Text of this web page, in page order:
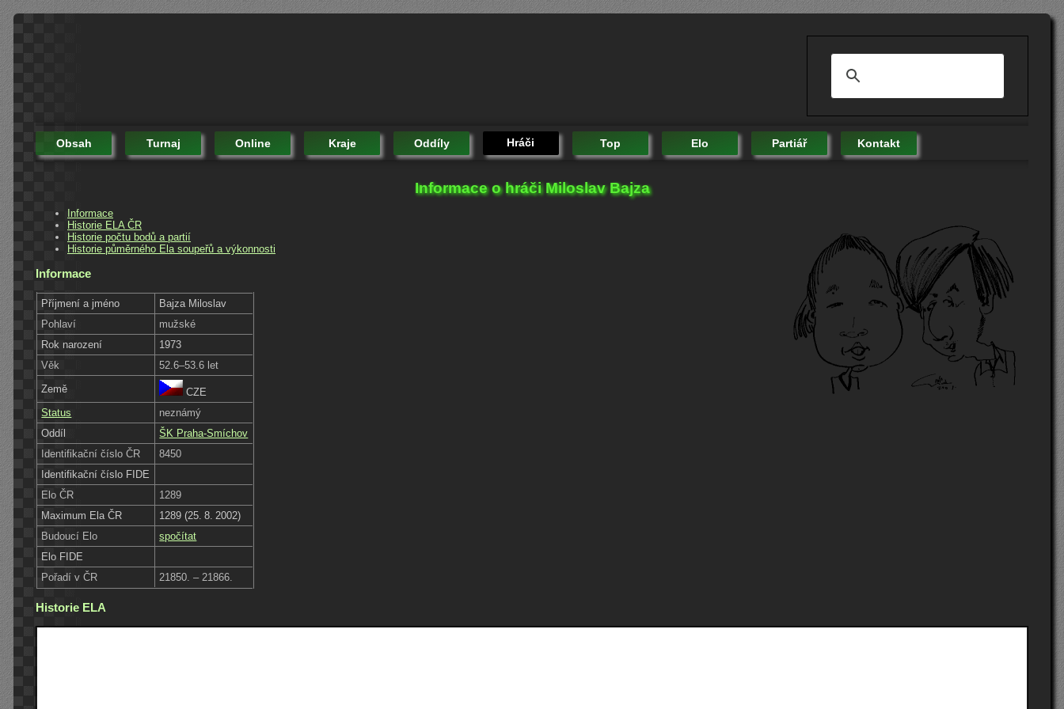
Obsah Turnaj Online Kraje Oddíly Hráči Top Elo Partiář Kontakt
Informace o hráči Miloslav Bajza
Informace
Historie ELA ČR
Historie počtu bodů a partií
Historie půměrného Ela soupeřů a výkonnosti
Informace
Příjmení a jméno
Bajza Miloslav
Pohlaví
mužské
Rok narození
1973
Věk
52.6–53.6 let
Země
CZE
Status
neznámý
Oddíl
ŠK Praha-Smíchov
Identifikační číslo ČR
8450
Identifikační číslo FIDE
Elo ČR
1289
Maximum Ela ČR
1289 (25. 8. 2002)
Budoucí Elo
spočítat
Elo FIDE
Pořadí v ČR
21850. – 21866.
Historie ELA